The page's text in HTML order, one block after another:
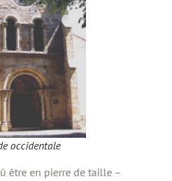
occidentale
être en pierre de taille –